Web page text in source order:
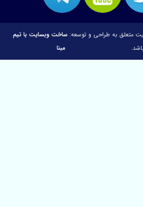
طراحی و توسعه: ساخت وبسایت با تیم